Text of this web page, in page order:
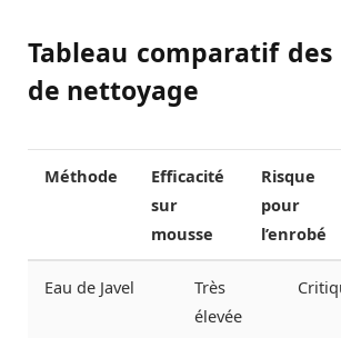
Tableau comparatif
de nettoyage
Méthode
Efficacité
sur
mousse
Risque
pour
l’enrobé
Eau de Javel
Très
élevée